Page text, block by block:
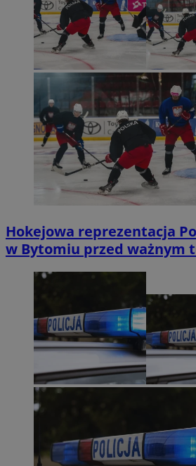
Hokejowa reprezentacja
w Bytomiu przed ważnym